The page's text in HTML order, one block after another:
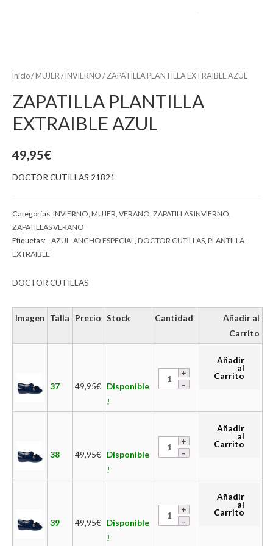
Inicio/ MUJER / INVIERNO / ZAPATILLA PLANTILLA EXTRAIBLE AZUL
ZAPATILLA PLANTILLA
EXTRAIBLE AZUL
49,95€
DOCTOR CUTILLAS 21821
Categorías:INVIERNO MUJER VERANO ZAPATILLAS INVIERNO
ZAPATILLAS VERANO
Etiquetas: _ AZUL ANCHO ESPECIAL DOCTOR CUTILLAS PLANTILLA
EXTRAIBLE
DOCTOR CUTILLAS
Imagen Talla Precio Stock Cantidad
Añadir al
Carrito
37 49,95€ Disponible
!
Añadir
al
Carrito
38 49,95€ Disponible
!
Añadir
al
Carrito
39 49,95€ Disponible
!
Añadir
al
Carrito